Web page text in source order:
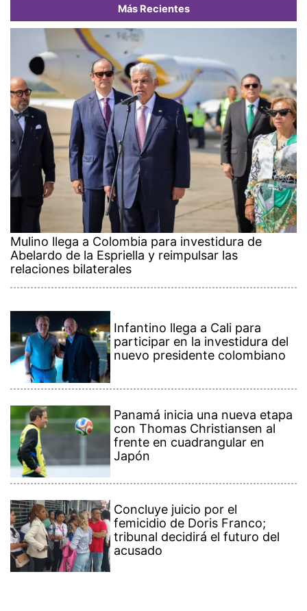
Más Recientes
Mulino llega a Colombia para investidura de
Abelardo de la Espriella y reimpulsar las
relaciones bilaterales
Infantino llega a Cali para
participar en la investidura del
nuevo presidente colombiano
Panamá inicia una nueva etapa
con Thomas Christiansen al
frente en cuadrangular en
Japón
Concluye juicio por el
femicidio de Doris Franco;
tribunal decidirá el futuro del
acusado